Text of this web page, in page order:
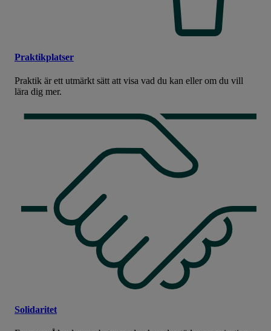
Praktikplatser
Praktik är ett utmärkt sätt att visa vad du kan eller om du vill
lära dig mer.
Solidaritet